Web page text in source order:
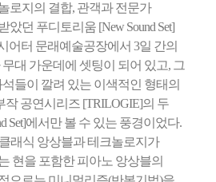
로지의 결합, 관객과 전문가
던 푸디토리움 [New Sound Set]
어터 문래예술공장에서 3일 간의
대 가운데에 셋팅이 되어 있고, 그
들이 깔려 있는 이색적인 형태의
작 공연시리즈 [TRILOGIE]의 두
Set]에서만 볼 수 있는 풍경이었다.
클래식 앙상블과 테크놀로지가
현을 포함한 피아노 앙상블의